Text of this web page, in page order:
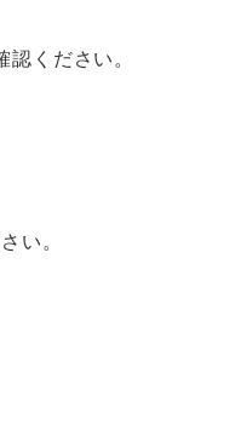
認ください。
い。